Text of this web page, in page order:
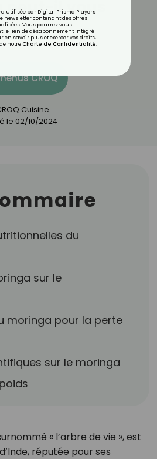
peut-il vous
?
CROQ
Cuisine
le 02/10/2024
du
sur le
moringa pour la perte
sur le moringa
« l’arbre de vie », est
réputée pour ses
utilisée par Digital Prisma Players
newsletter contenant des offres
Vous pourrez vous
le lien de désabonnement intégré
en savoir plus et exercer vos droits,
notre Charte de Confidentialité.